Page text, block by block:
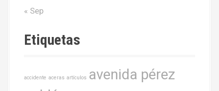
« Sep
Etiquetas
accidente aceras artículos avenida pérez